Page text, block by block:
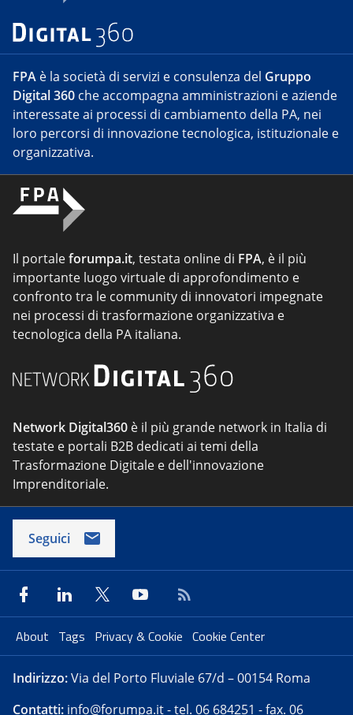
FPA è la società di servizi e consulenza del Gruppo
Digital 360 che accompagna amministrazioni e aziende
interessate ai processi di cambiamento della PA, nei
loro percorsi di innovazione tecnologica, istituzionale e
organizzativa.
Il portaleforumpa.it, testata online di FPA, è il più
importante luogo virtuale di approfondimento e
confronto tra le community di innovatori impegnate
nei processi di trasformazione organizzativa e
tecnologica della PA italiana.
Network Digital360 è il più grande network in Italia di
testate e portali B2B dedicati ai temi della
Trasformazione Digitale e dell'innovazione
Imprenditoriale.
Seguici
About Tags Privacy & Cookie Cookie Center
Indirizzo:Via del Porto Fluviale 67/d – 00154 Roma
Contatti: info@forumpa.it- tel. 06 684251 - fax. 06